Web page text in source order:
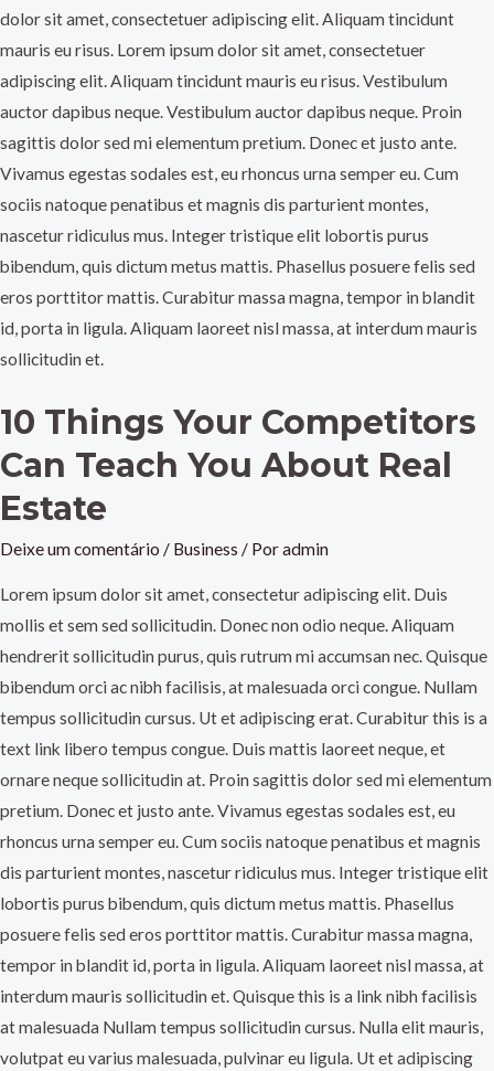
dolor sit amet, consectetuer adipiscing elit. Aliquam tincidunt
mauris eu risus. Lorem ipsum dolor sit amet, consectetuer
adipiscing elit. Aliquam tincidunt mauris eu risus. Vestibulum
auctor dapibus neque. Vestibulum auctor dapibus neque. Proin
sagittis dolor sed mi elementum pretium. Donec et justo ante.
Vivamus egestas sodales est, eu rhoncus urna semper eu. Cum
sociis natoque penatibus et magnis dis parturient montes,
nascetur ridiculus mus. Integer tristique elit lobortis purus
bibendum, quis dictum metus mattis. Phasellus posuere felis sed
eros porttitor mattis. Curabitur massa magna, tempor in blandit
id, porta in ligula. Aliquam laoreet nisl massa, at interdum mauris
sollicitudin et.
10 Things Your Competitors
Can Teach You About Real
Estate
Deixe um comentário / Business / Poradmin
Lorem ipsum dolor sit amet, consectetur adipiscing elit. Duis
mollis et sem sed sollicitudin. Donec non odio neque. Aliquam
hendrerit sollicitudin purus, quis rutrum mi accumsan nec. Quisque
bibendum orci ac nibh facilisis, at malesuada orci congue. Nullam
tempus sollicitudin cursus. Ut et adipiscing erat. Curabitur this is a
text link libero tempus congue. Duis mattis laoreet neque, et
ornare neque sollicitudin at. Proin sagittis dolor sed mi elementum
pretium. Donec et justo ante. Vivamus egestas sodales est, eu
rhoncus urna semper eu. Cum sociis natoque penatibus et magnis
dis parturient montes, nascetur ridiculus mus. Integer tristique elit
lobortis purus bibendum, quis dictum metus mattis. Phasellus
posuere felis sed eros porttitor mattis. Curabitur massa magna,
tempor in blandit id, porta in ligula. Aliquam laoreet nisl massa, at
interdum mauris sollicitudin et. Quisque this is a link nibh facilisis
at malesuada Nullam tempus sollicitudin cursus. Nulla elit mauris,
volutpat eu varius malesuada, pulvinar eu ligula. Ut et adipiscing